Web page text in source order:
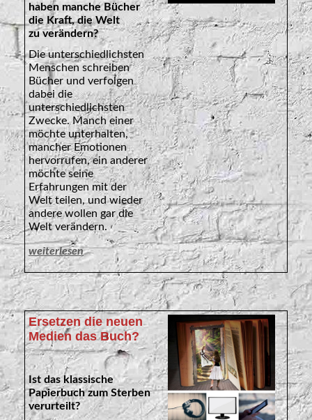
haben manche Bücher
die Kraft, die Welt
zu verändern?
Die unterschiedlichsten
Menschen schreiben
Bücher und verfolgen
dabei die
unterschiedlichsten
Zwecke. Manch einer
möchte unterhalten,
mancher Emotionen
hervorrufen, ein anderer
möchte seine
Erfahrungen mit der
Welt teilen, und wieder
andere wollen gar die
Welt verändern.
weiterlesen
Ersetzen die neuen
Medien das Buch?
Ist das klassische
Papierbuch zum Sterben
verurteilt?